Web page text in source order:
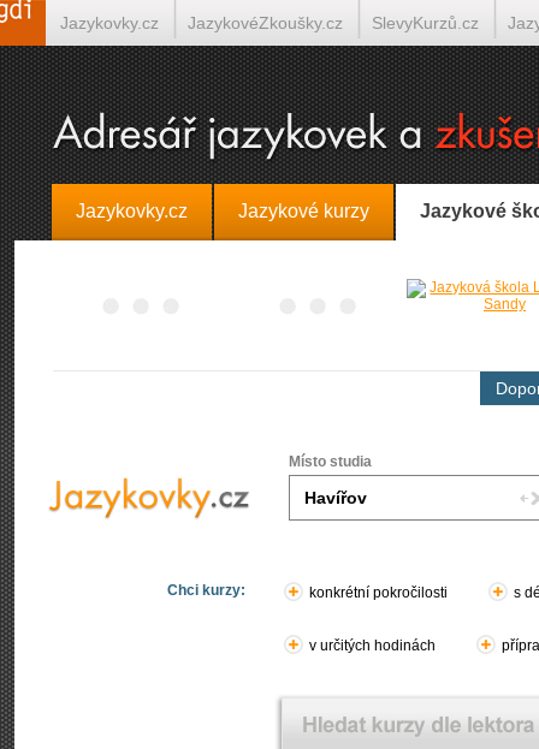
Jazykovky.cz Jazykové kurzy Jazykové
Místo studia
Chci kurzy: konkrétní pokročilosti s
v určitých hodinách
Jazykovky.cz JazykovéZkoušky.cz SlevyKurzů.cz
Španělština on-line Italština on-line Tlumočení-